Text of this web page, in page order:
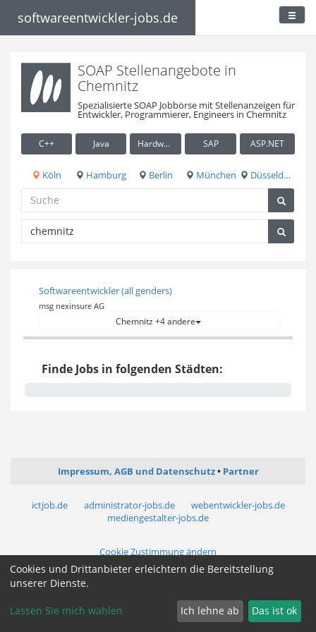
softwareentwickler-jobs.de
SOAP Stellenangebote in
Chemnitz
Spezialisierte SOAP Jobbörse mit Stellenanzeigen für
Entwickler, Programmierer, Engineers in Chemnitz
C++ Java Hardware / Embedded SAP ASP.NET
Köln Hamburg Berlin München Düsseldorf
Softwareentwickler (all genders)
msg nexinsure AG
Chemnitz +4 andere
Finde Jobs in folgenden Städten:
Impressum, AGB und Datenschutz Partner
ictjob.de administrator-jobs.de
webentwickler-jobs.de
mediengestalter-jobs.de
Cookie Zustimmung ändern
Cookies und Drittanbieter erleichtern die Bereitstellung
unserer Dienste.
Lassen Sie mich wählen Ich lehne ab Das ist ok